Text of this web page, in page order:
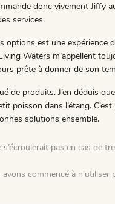
donc vivement Jiffy
services.
est une expérience
Waters m’appellent
prête à donner de son
de produits. J’en déduis
poisson dans l’étang.
solutions ensemble.
pas en cas de
commencé à n’utiliser